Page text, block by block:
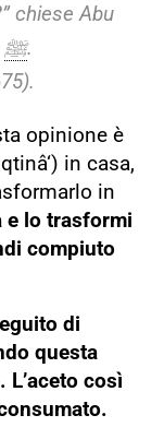
chiese Abu
ﷺ.
opinione è
in casa,
in
e lo trasformi
compiuto
di
questa
così